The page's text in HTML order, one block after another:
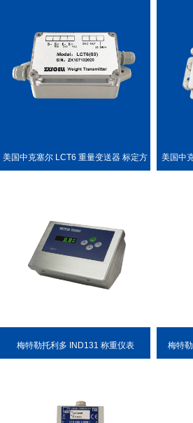
美国中克塞尔 LCT6 重量变送器 标定方 美国中
梅特勒托利多 IND131 称重仪表 梅特